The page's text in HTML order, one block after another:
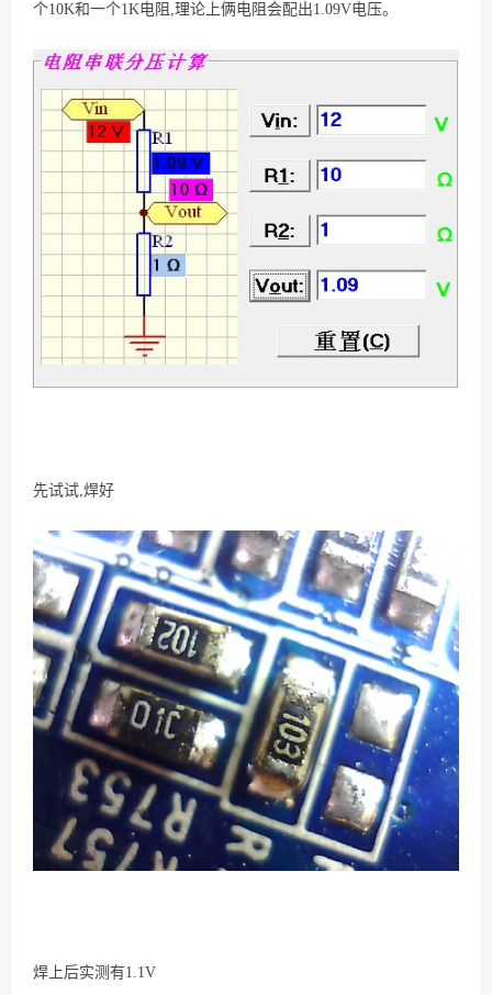
个10K和一个1K电阻,理论上俩电阻会配出1.09V电压。
先试试,焊好
焊上后实测有1.1V